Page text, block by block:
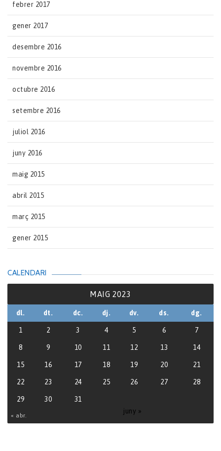
febrer 2017
gener 2017
desembre 2016
novembre 2016
octubre 2016
setembre 2016
juliol 2016
juny 2016
maig 2015
abril 2015
març 2015
gener 2015
CALENDARI
MAIG 2023
dl. dt. dc. dj. dv. ds. dg.
« abr.
juny »
1 2 3 4 5 6 7
8 9 10 11 12 13 14
15 16 17 18 19 20 21
22 23 24 25 26 27 28
29 30 31